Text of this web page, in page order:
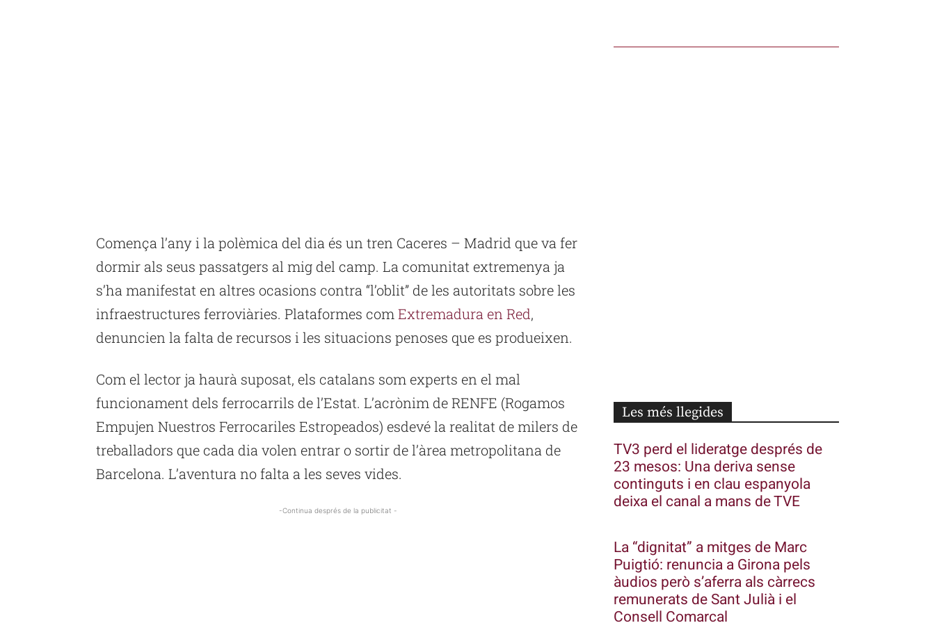
Comença l’any i la polèmica del dia és un tren Caceres – Madrid que va fer
dormir als seus passatgers al mig del camp. La comunitat extremenya ja
s’ha manifestat en altres ocasions contra “l’oblit” de les autoritats sobre les
infraestructures ferroviàries. Plataformes com Extremadura en Red,
denuncien la falta de recursos i les situacions penoses que es produeixen.
Com el lector ja haurà suposat, els catalans som experts en el mal
funcionament dels ferrocarrils de l’Estat. L’acrònim de RENFE (Rogamos
Empujen Nuestros Ferrocariles Estropeados) esdevé la realitat de milers de
treballadors que cada dia volen entrar o sortir de l’àrea metropolitana de
Barcelona. L’aventura no falta a les seves vides.
-Continua després de la publicitat -
Les més llegides
TV3 perd el lideratge després de
23 mesos: Una deriva sense
continguts i en clau espanyola
deixa el canal a mans de TVE
La “dignitat” a mitges de Marc
Puigtió: renuncia a Girona pels
àudios però s’aferra als càrrecs
remunerats de Sant Julià i el
Consell Comarcal